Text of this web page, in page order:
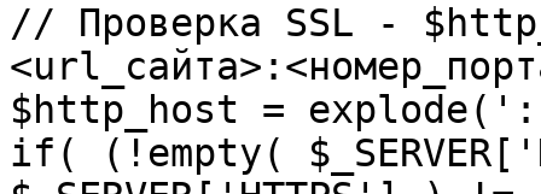
// Проверка SSL -
$http_host = explode(':',
if( (!empty(